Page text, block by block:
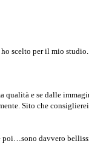
scelto per il mio
e se dalle
Sito che
poi…sono davvero